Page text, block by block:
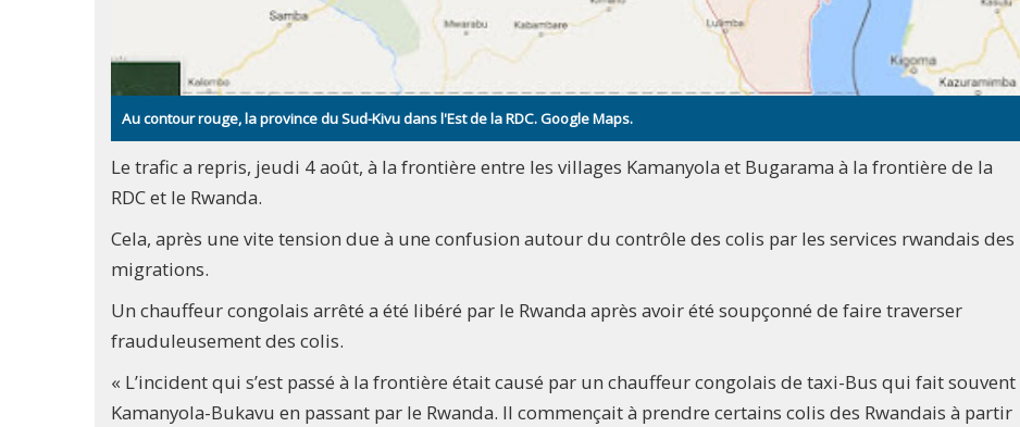
Au contour rouge, la province du Sud-Kivu dans l'Est de la RDC. Google Maps.
Le trafic a repris, jeudi 4 août, à la frontière entre les villages Kamanyola et Bugarama à la frontière de la
RDC et le Rwanda.
Cela, après une vite tension due à une confusion autour du contrôle des colis par les services rwandais des
migrations.
Un chauffeur congolais arrêté a été libéré par le Rwanda après avoir été soupçonné de faire traverser
frauduleusement des colis.
« L’incident qui s’est passé à la frontière était causé par un chauffeur congolais de taxi-Bus qui fait souvent
Kamanyola-Bukavu en passant par le Rwanda. Il commençait à prendre certains colis des Rwandais à partir